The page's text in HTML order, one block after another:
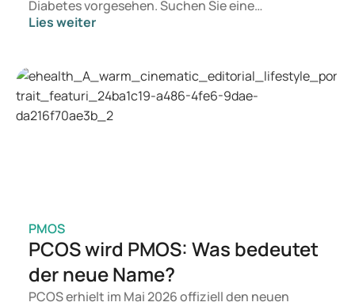
Diabetes vorgesehen. Suchen Sie eine
Behandlung zur Gewichtskontrolle, kommen eher
Arzt auf Basis Ihrer Gesundheit, Ihres BMI und
Ihres Medikamentengebrauchs.
Lies weiter
PMOS
PCOS wird PMOS: Was bedeutet
der neue Name?
PCOS erhielt im Mai 2026 offiziell den neuen